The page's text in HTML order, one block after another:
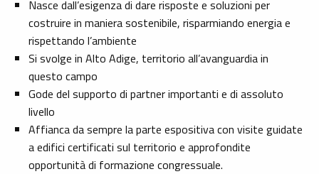
Nasce dall’esigenza di dare risposte e soluzioni per
costruire in maniera sostenibile, risparmiando energia e
rispettando l’ambiente
Si svolge in Alto Adige, territorio all’avanguardia in
questo campo
Gode del supporto di partner importanti e di assoluto
livello
Affianca da sempre la parte espositiva con visite guidate
a edifici certificati sul territorio e approfondite
opportunità di formazione congressuale.